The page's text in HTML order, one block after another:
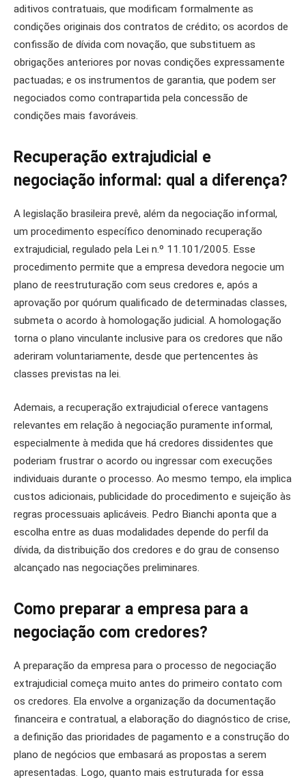
aditivos contratuais, que modificam formalmente as
condições originais dos contratos de crédito; os acordos de
confissão de dívida com novação, que substituem as
obrigações anteriores por novas condições expressamente
pactuadas; e os instrumentos de garantia, que podem ser
negociados como contrapartida pela concessão de
condições mais favoráveis.
Recuperação extrajudicial e
negociação informal: qual a diferença?
A legislação brasileira prevê, além da negociação informal,
um procedimento específico denominado recuperação
extrajudicial, regulado pela Lei n.º 11.101/2005. Esse
procedimento permite que a empresa devedora negocie um
plano de reestruturação com seus credores e, após a
aprovação por quórum qualificado de determinadas classes,
submeta o acordo à homologação judicial. A homologação
torna o plano vinculante inclusive para os credores que não
aderiram voluntariamente, desde que pertencentes às
classes previstas na lei.
Ademais, a recuperação extrajudicial oferece vantagens
relevantes em relação à negociação puramente informal,
especialmente à medida que há credores dissidentes que
poderiam frustrar o acordo ou ingressar com execuções
individuais durante o processo. Ao mesmo tempo, ela implica
custos adicionais, publicidade do procedimento e sujeição às
regras processuais aplicáveis. Pedro Bianchi aponta que a
escolha entre as duas modalidades depende do perfil da
dívida, da distribuição dos credores e do grau de consenso
alcançado nas negociações preliminares.
Como preparar a empresa para a
negociação com credores?
A preparação da empresa para o processo de negociação
extrajudicial começa muito antes do primeiro contato com
os credores. Ela envolve a organização da documentação
financeira e contratual, a elaboração do diagnóstico de crise,
a definição das prioridades de pagamento e a construção do
plano de negócios que embasará as propostas a serem
apresentadas. Logo, quanto mais estruturada for essa